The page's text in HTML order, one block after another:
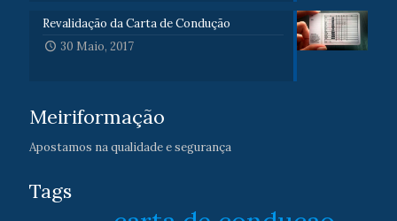
Revalidação da Carta de Condução
30 Maio, 2017
Meiriformação
Apostamos na qualidade e segurança
Tags